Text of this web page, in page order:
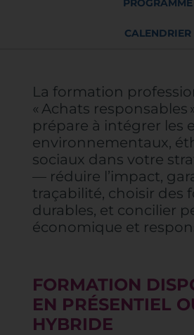
PROGRAMME
CALENDRIER
La formation
« Achats responsables
prépare à intégrer les
environnementaux,
sociaux dans votre
— réduire l’impact,
traçabilité, choisir des
durables, et concilier
économique et
FORMATION
EN PRÉSENTIEL
HYBRIDE